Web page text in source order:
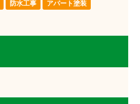
防水工事 アパート塗装